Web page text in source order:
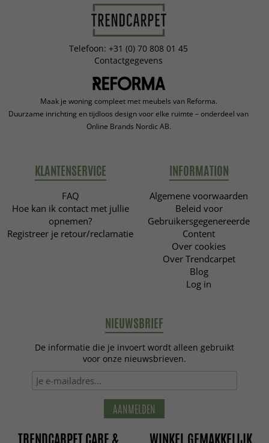
Telefoon: +31 (0) 70 808 01 45
Contactgegevens
Maak je woning compleet met meubels van Reforma.
Duurzame inrichting en tijdloos design voor elke ruimte – onderdeel van
Online Brands Nordic AB.
KLANTENSERVICE
FAQ
Hoe kan ik contact met jullie
opnemen?
Registreer je retour/reclamatie
INFORMATION
Algemene voorwaarden
Beleid voor
Gebruikersgegenereerde
Content
Over cookies
Over Trendcarpet
Blog
Log in
NIEUWSBRIEF
De informatie die je invoert wordt alleen gebruikt
voor onze nieuwsbrieven.
AANMELDEN